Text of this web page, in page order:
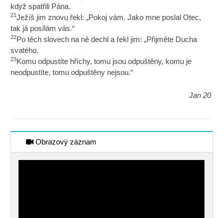
když spatřili Pána.
21 Ježíš jim znovu řekl: „Pokoj vám. Jako mne poslal Otec,
tak já posílám vás.“
22Po těch slovech na ně dechl a řekl jim: „Přijměte Ducha
svatého.
23Komu odpustíte hříchy, tomu jsou odpuštěny, komu je
neodpustíte, tomu odpuštěny nejsou.“
Jan 20
Obrazový záznam